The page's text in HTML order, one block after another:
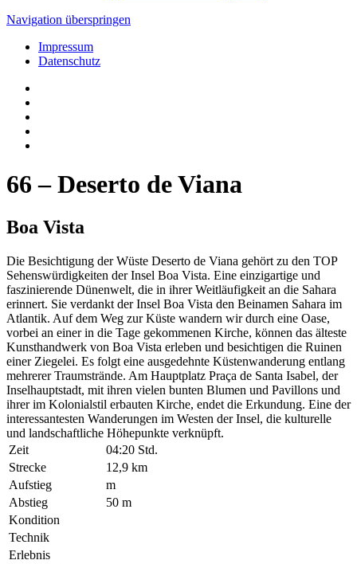
Navigation überspringen
Impressum
Datenschutz
66 – Deserto de Viana
Boa Vista
Die Besichtigung der Wüste Deserto de Viana gehört zu den TOP
Sehenswürdigkeiten der Insel Boa Vista. Eine einzigartige und
faszinierende Dünenwelt, die in ihrer Weitläufigkeit an die Sahara
erinnert. Sie verdankt der Insel Boa Vista den Beinamen Sahara im
Atlantik. Auf dem Weg zur Küste wandern wir durch eine Oase,
vorbei an einer in die Tage gekommenen Kirche, können das älteste
Kunsthandwerk von Boa Vista erleben und besichtigen die Ruinen
einer Ziegelei. Es folgt eine ausgedehnte Küstenwanderung entlang
mehrerer Traumstrände. Am Hauptplatz Praça de Santa Isabel, der
Inselhauptstadt, mit ihren vielen bunten Blumen und Pavillons und
ihrer im Kolonialstil erbauten Kirche, endet die Erkundung. Eine der
interessantesten Wanderungen im Westen der Insel, die kulturelle
und landschaftliche Höhepunkte verknüpft.
Zeit
04:20 Std.
Strecke
12,9 km
Aufstieg
m
Abstieg
50 m
Kondition
Technik
Erlebnis